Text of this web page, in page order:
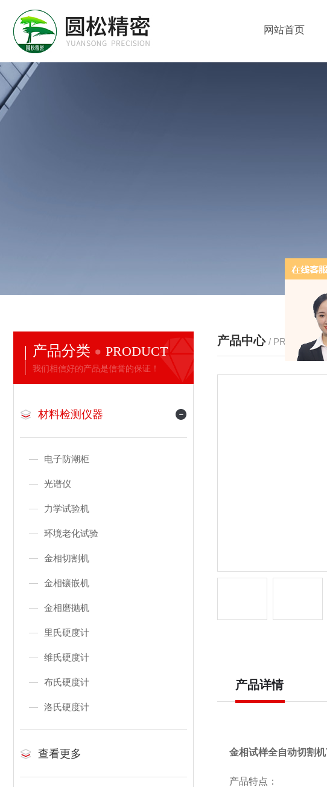
网站首页
产品分类 PRODUCT
我们相信好的产品是信誉的保证！
材料检测仪器
电子防潮柜
光谱仪
力学试验机
环境老化试验
金相切割机
金相镶嵌机
金相磨抛机
里氏硬度计
维氏硬度计
布氏硬度计
洛氏硬度计
查看更多
产品中心 / PRODUCTS
产品详情
金相试样全自动切割
产品特点：